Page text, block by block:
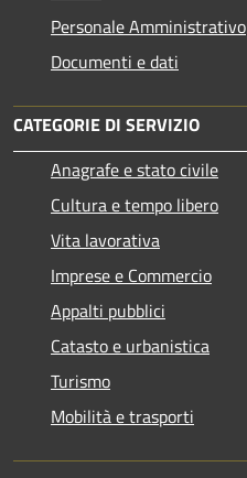
Personale Amministrativo
Documenti e dati
CATEGORIE DI SERVIZIO
Anagrafe e stato civile
Cultura e tempo libero
Vita lavorativa
Imprese e Commercio
Appalti pubblici
Catasto e urbanistica
Turismo
Mobilità e trasporti